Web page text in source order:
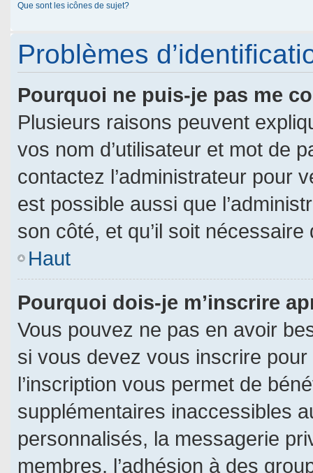
Que sont les icônes de sujet?
Problèmes
Pourquoi ne puis-je pas me
Plusieurs raisons peuvent
vos nom d’utilisateur et mot de
contactez l’administrateur pour
est possible aussi que
son côté, et qu’il soit nécessaire
Haut
Pourquoi dois-je m’inscrire
Vous pouvez ne pas en avoir
si vous devez vous inscrire
l’inscription vous permet de
supplémentaires inaccessibles
personnalisés, la messagerie
membres, l’adhésion à des